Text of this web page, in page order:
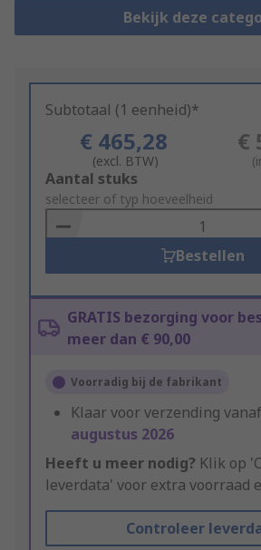
Bekijk deze
Subtotaal (1 eenheid)*
€ 465,28
(excl. BTW)
€
Add
to
Basket
Aantal stuks
selecteer of typ hoeveelheid
Bestellen
GRATIS bezorging voor
meer dan € 90,00
Voorradig bij de fabrikant
Klaar voor verzending vanaf
augustus 2026
Heeft u meer nodig? Klik op
leverdata' voor extra voorraad
Controleer